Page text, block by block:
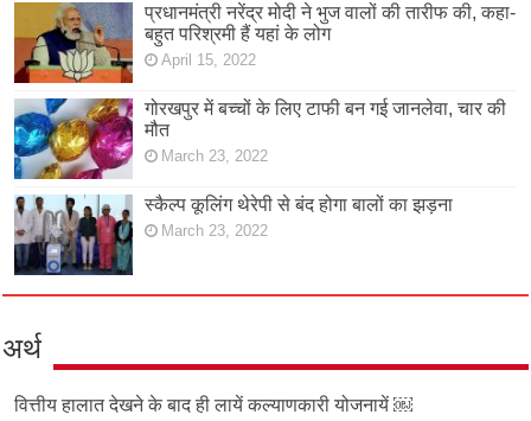
प्रधानमंत्री नरेंद्र मोदी ने भुज वालों की तारीफ की, कहा-
बहुत परिश्रमी हैं यहां के लोग
April 15, 2022
गोरखपुर में बच्चों के लिए टाफी बन गई जानलेवा, चार की
मौत
March 23, 2022
स्कैल्प कूलिंग थेरेपी से बंद होगा बालों का झड़ना
March 23, 2022
अर्थ
वित्तीय हालात देखने के बाद ही लायें कल्याणकारी योजनायें ￼